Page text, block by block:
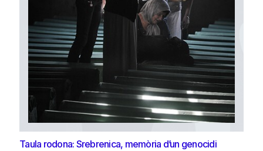
Taula rodona: Srebrenica, memòria d’un genocidi